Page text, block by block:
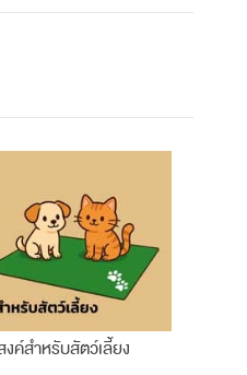
ค์สำหรับสัตว์เลี้ยง